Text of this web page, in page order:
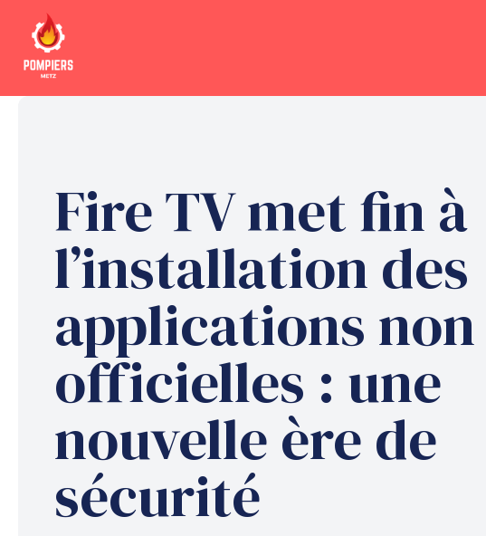
contenu
Fire TV met fin à
l’installation des
applications non
officielles : une
nouvelle ère de
sécurité